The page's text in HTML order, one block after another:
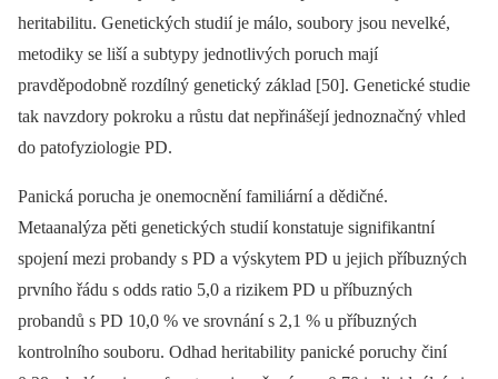
heritabilitu. Genetických studií je málo, soubory jsou nevelké,
metodiky se liší a subtypy jednotlivých poruch mají
pravděpodobně rozdílný genetický základ [50]. Genetické studie
tak navzdory pokroku a růstu dat nepřinášejí jednoznačný vhled
do patofyziologie PD.
Panická porucha je onemocnění familiární a dědičné.
Metaanalýza pěti genetických studií konstatuje signifikantní
spojení mezi probandy s PD a výskytem PD u jejich příbuzných
prvního řádu s odds ratio 5,0 a rizikem PD u příbuzných
probandů s PD 10,0 % ve srovnání s 2,1 % u příbuzných
kontrolního souboru. Odhad heritability panické poruchy činí